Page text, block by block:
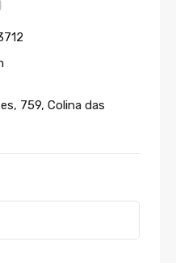
759, Colina das